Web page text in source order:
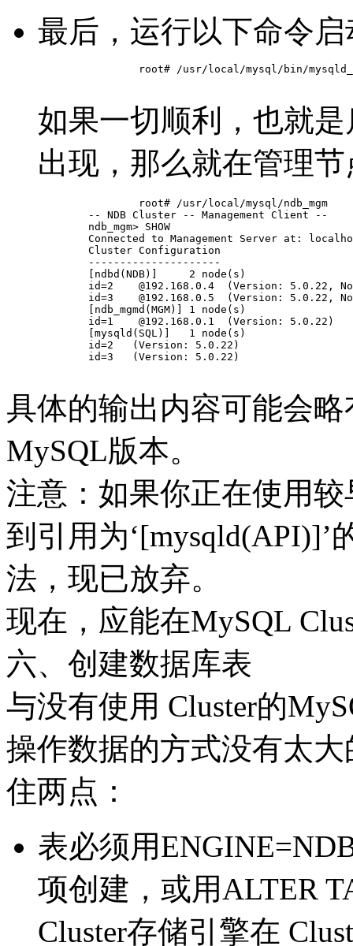
最后，运行以下命令
如果一切顺利，也就
出现，那么就在管理
具体的输出内容可能会
MySQL版本。
注意：如果你正在使用
到引用为
法，现已放弃。
现在，应能在MySQL
六、创建数据库表
与没有使用 Cluster的
操作数据的方式没有太
住两点：
表必须用
项创建，或用ALTER
Cluster存储引擎在